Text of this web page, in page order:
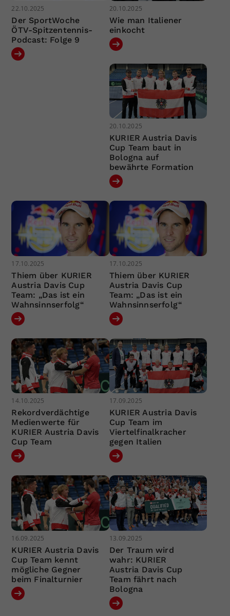
22.10.2025
Der SportWoche
ÖTV-Spitzentennis-
Podcast: Folge 9
20.10.2025
Wie man Italiener
einkocht
20.10.2025
KURIER Austria Davis
Cup Team baut in
Bologna auf
bewährte Formation
17.10.2025
Thiem über KURIER
Austria Davis Cup
Team: „Das ist ein
Wahnsinnserfolg“
17.10.2025
Thiem über KURIER
Austria Davis Cup
Team: „Das ist ein
Wahnsinnserfolg“
14.10.2025
Rekordverdächtige
Medienwerte für
KURIER Austria Davis
Cup Team
17.09.2025
KURIER Austria Davis
Cup Team im
Viertelfinalkracher
gegen Italien
16.09.2025
KURIER Austria Davis
Cup Team kennt
mögliche Gegner
beim Finalturnier
13.09.2025
Der Traum wird
wahr: KURIER
Austria Davis Cup
Team fährt nach
Bologna